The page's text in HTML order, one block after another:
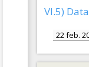
VI.5)
22 feb.